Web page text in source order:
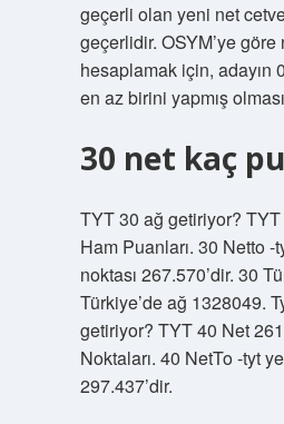
geçerli olan yeni net
geçerlidir. OSYM’ye göre
hesaplamak için, adayın
en az birini yapmış
30 net kaç
TYT 30 ağ getiriyor?
Ham Puanları. 30 Netto -
noktası 267.570’dir. 30
Türkiye’de ağ 1328049.
getiriyor? TYT 40 Net
Noktaları. 40 NetTo -tyt
297.437’dir.